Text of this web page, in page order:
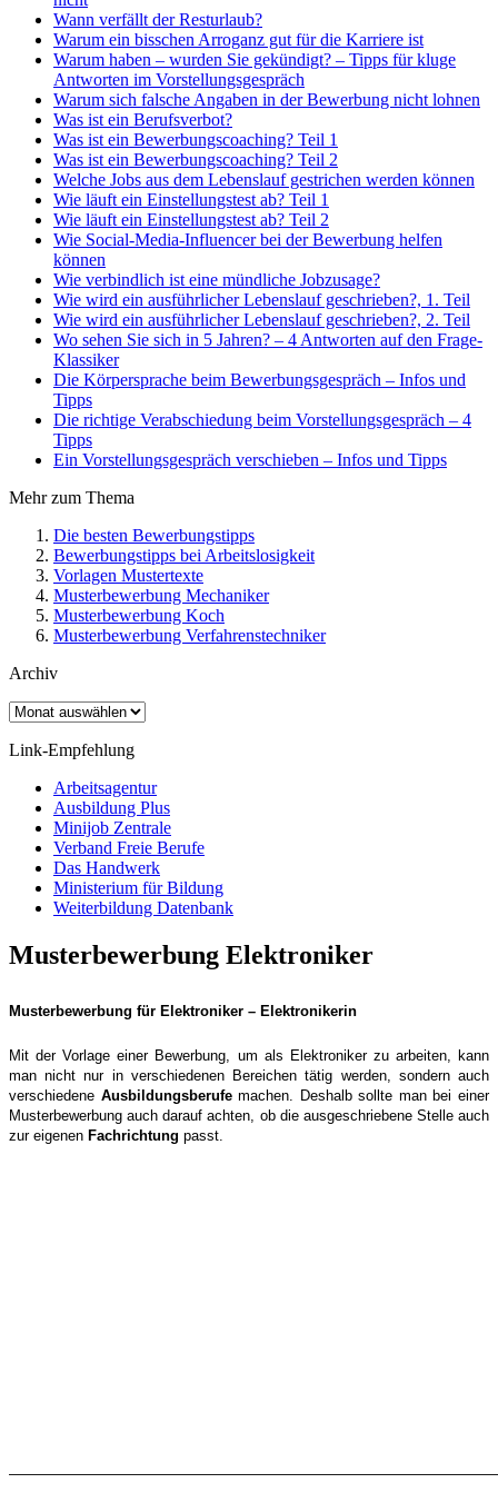
Wann verfällt der Resturlaub?
Warum ein bisschen Arroganz gut für die Karriere ist
Warum haben – wurden Sie gekündigt? – Tipps für kluge
Antworten im Vorstellungsgespräch
Warum sich falsche Angaben in der Bewerbung nicht lohnen
Was ist ein Berufsverbot?
Was ist ein Bewerbungscoaching? Teil 1
Was ist ein Bewerbungscoaching? Teil 2
Welche Jobs aus dem Lebenslauf gestrichen werden können
Wie läuft ein Einstellungstest ab? Teil 1
Wie läuft ein Einstellungstest ab? Teil 2
Wie Social-Media-Influencer bei der Bewerbung helfen
können
Wie verbindlich ist eine mündliche Jobzusage?
Wie wird ein ausführlicher Lebenslauf geschrieben?, 1. Teil
Wie wird ein ausführlicher Lebenslauf geschrieben?, 2. Teil
Wo sehen Sie sich in 5 Jahren? – 4 Antworten auf den Frage-
Klassiker
Die Körpersprache beim Bewerbungsgespräch – Infos und
Tipps
Die richtige Verabschiedung beim Vorstellungsgespräch – 4
Tipps
Ein Vorstellungsgespräch verschieben – Infos und Tipps
Mehr zum Thema
Die besten Bewerbungstipps
Bewerbungstipps bei Arbeitslosigkeit
Vorlagen Mustertexte
Musterbewerbung Mechaniker
Musterbewerbung Koch
Musterbewerbung Verfahrenstechniker
Archiv
Archiv
Link-Empfehlung
Arbeitsagentur
Ausbildung Plus
Minijob Zentrale
Verband Freie Berufe
Das Handwerk
Ministerium für Bildung
Weiterbildung Datenbank
Musterbewerbung Elektroniker
Musterbewerbung für Elektroniker – Elektronikerin
Mit der Vorlage einer Bewerbung, um als Elektroniker zu arbeiten, kann
man nicht nur in verschiedenen Bereichen tätig werden, sondern auch
verschiedene Ausbildungsberufemachen. Deshalb sollte man bei einer
Musterbewerbung auch darauf achten, ob die ausgeschriebene Stelle auch
zur eigenen Fachrichtung passt.